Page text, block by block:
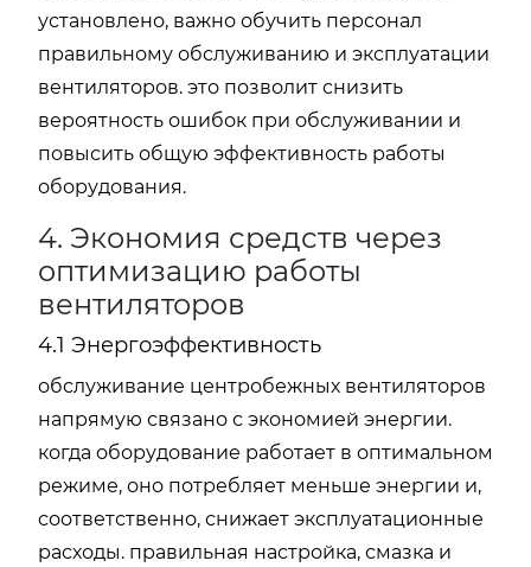
установлено, важно обучить персонал
правильному обслуживанию и эксплуатации
вентиляторов. это позволит снизить
вероятность ошибок при обслуживании и
повысить общую эффективность работы
оборудования.
4. Экономия средств через
оптимизацию работы
вентиляторов
4.1 Энергоэффективность
обслуживание центробежных вентиляторов
напрямую связано с экономией энергии.
когда оборудование работает в оптимальном
режиме, оно потребляет меньше энергии и,
соответственно, снижает эксплуатационные
расходы. правильная настройка, смазка и